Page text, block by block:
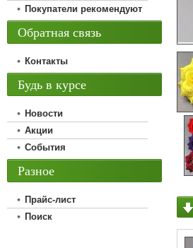
Покупатели рекомендуют
Обратная связь
Контакты
Будь в курсе
Новости
Акции
События
Разное
Прайс-лист
Поиск